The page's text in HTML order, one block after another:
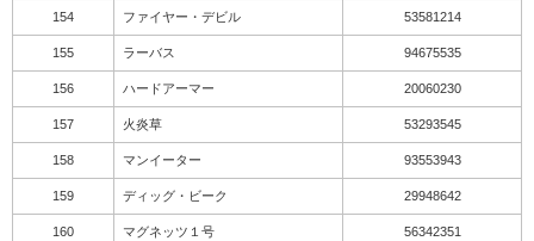
154 ファイヤー・デビル 53581214
155 ラーバス 94675535
156 ハードアーマー 20060230
157 火炎草 53293545
158 マンイーター 93553943
159 ディッグ・ビーク 29948642
160 マグネッツ１号 56342351